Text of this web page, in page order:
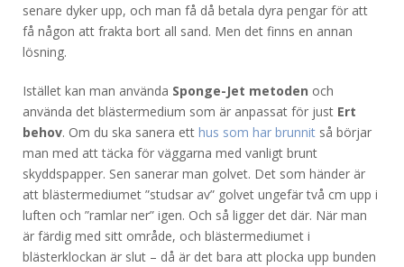
senare dyker upp, och man få då betala dyra pengar för att
få någon att frakta bort all sand. Men det finns en annan
lösning.
Istället kan man använda Sponge-Jet metoden och
använda det blästermedium som är anpassat för just Ert
behov. Om du ska sanera ett hus som har brunnit så börjar
man med att täcka för väggarna med vanligt brunt
skyddspapper. Sen sanerar man golvet. Det som händer är
att blästermediumet ”studsar av” golvet ungefär två cm upp i
luften och ”ramlar ner” igen. Och så ligger det där. När man
är färdig med sitt område, och blästermediumet i
blästerklockan är slut – då är det bara att plocka upp bunden